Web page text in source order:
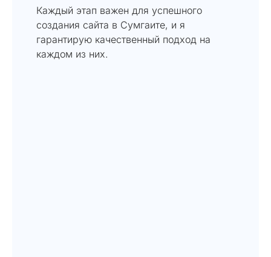
Каждый этап важен для успешного
создания сайта в Сумгаите, и я
гарантирую качественный подход на
каждом из них.